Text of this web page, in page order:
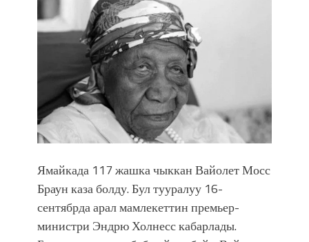
впечатляющим шоу музыкальных
фонтанов в Royal Central Park
Аида САЛЯНОВА: "Кыргыз шахмат
союзунун президенти болуп
шайланышым сыймык жана чоң
жоопкерчилик!"
Садыр ЖАПАРОВ: “Айтматовдой
адабият алпы чыгыш үчүн, улуу көч
уланышы үчүн журнал сөзсүз керек!”
“Китепкана түнγ-2026”: Психолог
Мээрим Мураталиева менен
жолугушууга келиңиз! (Дарек. Видео)
Латын арибиндеги “Чабуул”... “Ала-
Тоо” журналынын тарыхы жана
Ямайкада 117 жашка чыккан Вайолет Мосс
Браун каза болду. Бул тууралуу 16-
сентябрда арал мамлекеттин премьер-
министри Эндрю Холнесс кабарлады.